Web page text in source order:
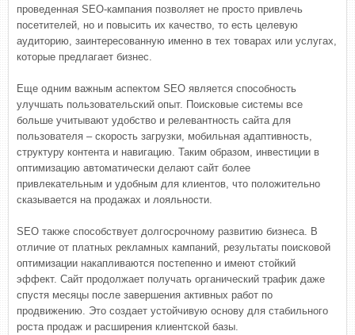
проведенная SEO-кампания позволяет не просто привлечь
посетителей, но и повысить их качество, то есть целевую
аудиторию, заинтересованную именно в тех товарах или услугах,
которые предлагает бизнес.
Еще одним важным аспектом SEO является способность
улучшать пользовательский опыт. Поисковые системы все
больше учитывают удобство и релевантность сайта для
пользователя – скорость загрузки, мобильная адаптивность,
структуру контента и навигацию. Таким образом, инвестиции в
оптимизацию автоматически делают сайт более
привлекательным и удобным для клиентов, что положительно
сказывается на продажах и лояльности.
SEO также способствует долгосрочному развитию бизнеса. В
отличие от платных рекламных кампаний, результаты поисковой
оптимизации накапливаются постепенно и имеют стойкий
эффект. Сайт продолжает получать органический трафик даже
спустя месяцы после завершения активных работ по
продвижению. Это создает устойчивую основу для стабильного
роста продаж и расширения клиентской базы.